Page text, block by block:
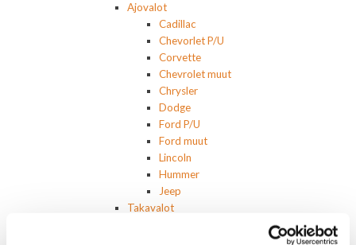
Ajovalot
Cadillac
Chevorlet P/U
Corvette
Chevrolet muut
Chrysler
Dodge
Ford P/U
Ford muut
Lincoln
Hummer
Jeep
Takavalot